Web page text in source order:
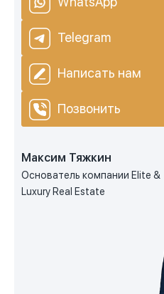
Telegram
Написать нам
Позвонить
Максим Тяжкин
Основатель компании Elite &
Luxury Real Estate